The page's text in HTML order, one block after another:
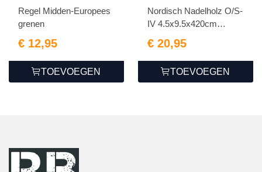
Regel Midden-Europees
grenen
€ 12,95
TOEVOEGEN
Nordisch Nadelholz O/S-
IV 4.5x9.5x420cm
€ 20,95
TOEVOEGEN